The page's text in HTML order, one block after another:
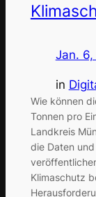
Jan.
in
Wie können
Tonnen pro
Landkreis
die Daten
Klimaschutz